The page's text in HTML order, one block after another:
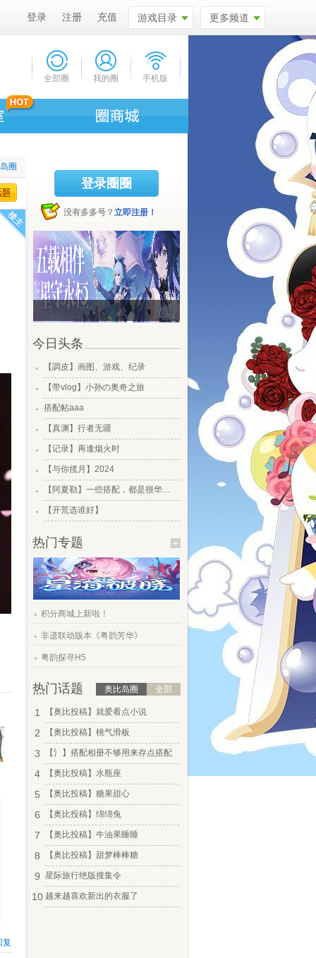
充值 游戏目录 更多频道
登录 注册
全部圈 我的圈 手机版
圈
复
登录圈圈
没有多多号？ 立即注册！
今日头条
. 【調皮】画图、游戏、纪录
. 【带vlog】小孙の奥奇之旅
. 搭配帖aaa
. 【真渊】行者无疆
. 【记录】再逢烟火时
. 【与你揽月】2024
. 【阿夏勒】一些搭配，都是很华丽的一些搭配
. 【开荒选谁好】
热门专题 +
. 积分商城上新啦！
. 非遗联动版本《粤韵芳华》
. 粤韵探寻H5
热门话题 全部
奥比岛圈
1 【奥比投稿】就爱看点小说
2 【奥比投稿】桃气滑板
3 【氵】搭配相册不够用来存点搭配
4 【奥比投稿】水瓶座
5 【奥比投稿】糖果甜心
6 【奥比投稿】绵绵兔
7 【奥比投稿】牛油果睡睡
8 【奥比投稿】甜梦棒棒糖
9 星际旅行绝版搜集令
10 越来越喜欢新出的衣服了